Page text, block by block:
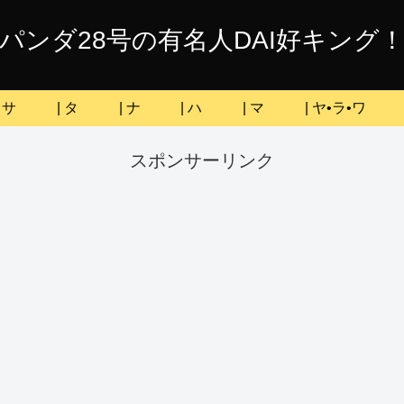
パンダ28号の有名人DAI好キング！
| サ | タ | ナ | ハ | マ | ヤ•ラ•ワ
スポンサーリンク